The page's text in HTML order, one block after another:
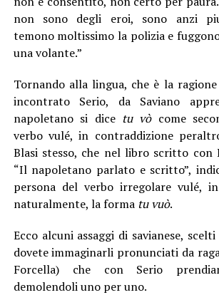
non sono degli eroi, sono anzi
temono moltissimo la polizia e
una volante.”
Tornando alla lingua, che è la
incontrato Serio, da Saviano
napoletano si dice tu vòcome
verbo vulé, in contraddizione
Blasi stesso, che nel libro scritto con
“Il napoletano parlato e scritto”,
persona del verbo irregolare vulé,
naturalmente, la forma tu vuò.
Ecco alcuni assaggi di savianese,
dovete immaginarli pronunciati da
Forcella) che con Serio
demolendoli uno per uno.